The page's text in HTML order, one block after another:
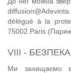
délégué à la
75002 Paris
VIII -
Ми захищаємо